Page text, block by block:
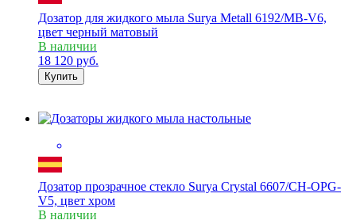
Дозатор для жидкого мыла Surya Metall 6192/MB-V6,
цвет черный матовый
В наличии
18 120 руб.
Купить
Дозатор прозрачное стекло Surya Crystal 6607/CH-OPG-
V5, цвет хром
В наличии